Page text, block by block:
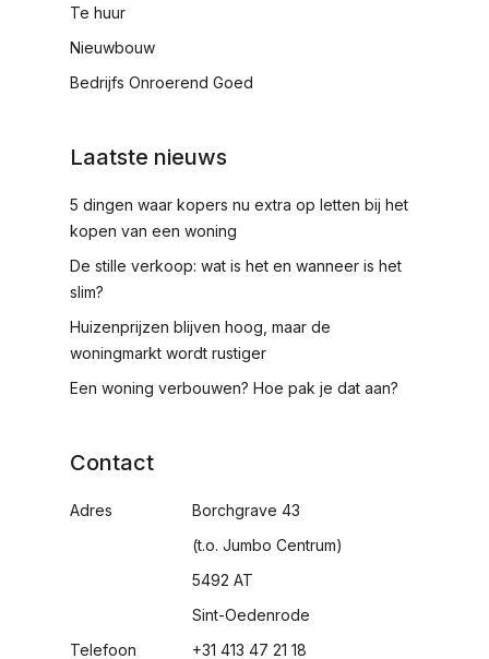
Te huur
Nieuwbouw
Bedrijfs Onroerend Goed
Laatste nieuws
5 dingen waar kopers nu extra op letten bij het
kopen van een woning
De stille verkoop: wat is het en wanneer is het
slim?
Huizenprijzen blijven hoog, maar de
woningmarkt wordt rustiger
Een woning verbouwen? Hoe pak je dat aan?
Contact
Adres
Telefoon
Borchgrave 43
(t.o. Jumbo Centrum)
5492 AT
Sint-Oedenrode
+31 413 47 21 18